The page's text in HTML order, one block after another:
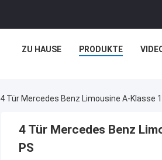
ZU HAUSE PRODUKTE
4 Tür Mercedes Benz Limousine A-Klasse
4 Tür Mercedes Benz
PS